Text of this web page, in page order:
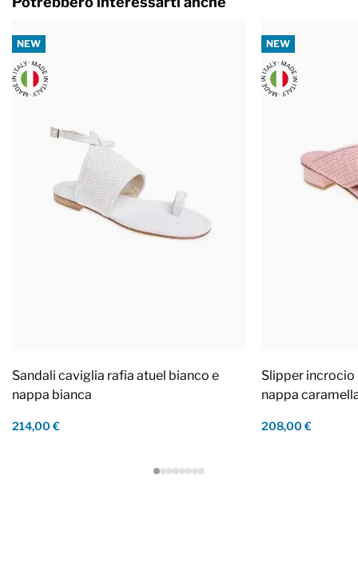
NEW
Sandali caviglia rafia atuel bianco e
nappa bianca
214,00 €
NEW
Slipper incrocio
nappa
208,00 €